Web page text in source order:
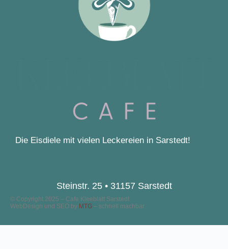
Die Eisdiele mit vielen Leckereien in Sarstedt!
Steinstr. 25 • 31157 Sarstedt
© Copyright 2025 – Cafe Kleeblatt Sarstedt
WebDesign und SEO by MTG – schnell machbar